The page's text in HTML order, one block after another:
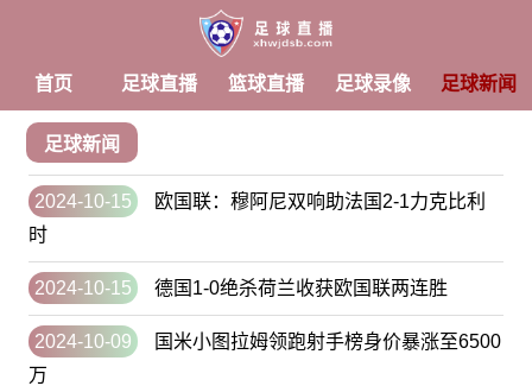
首页 足球直播 篮球直播 足球录像 足球新闻
足球新闻
2024-10-15
欧国联：穆阿尼双响助法国2-1力克比利
时
2024-10-15 德国1-0绝杀荷兰收获欧国联两连胜
2024-10-09
国米小图拉姆领跑射手榜身价暴涨至6500
万